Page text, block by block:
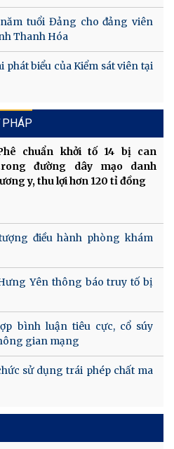
tuổi Đảng cho đảng viên
Thanh Hóa
phát biểu của Kiểm sát viên tại
PHÁP
chuẩn khởi tố 14 bị can
đường dây mạo danh
y, thu lợi hơn 120 tỉ đồng
điều hành phòng khám
Yên thông báo truy tố bị
bình luận tiêu cực, cổ súy
gian mạng
sử dụng trái phép chất ma